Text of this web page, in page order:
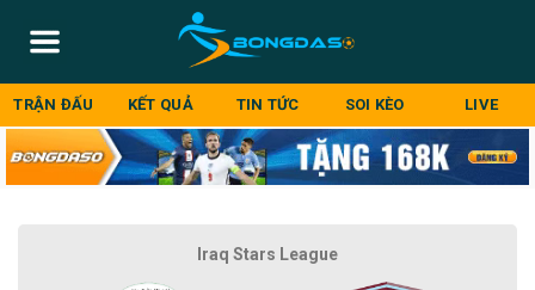
TRẬN ĐẤU KẾT QUẢ TIN TỨC SOI KÈO LIVE
Iraq Stars League